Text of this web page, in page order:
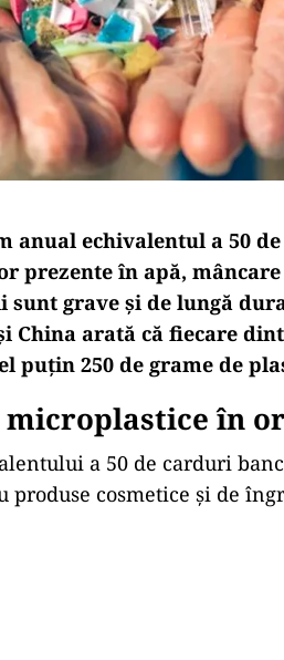
anual echivalentul a 50
prezente în apă,
sunt grave și de lungă
China arată că fiecare
puțin 250 de grame de
în
a 50 de carduri
cosmetice și de